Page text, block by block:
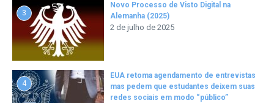
3
Novo Processo de Visto Digital na
Alemanha (2025)
2 de julho de 2025
4
EUA retoma agendamento de entrevistas
mas pedem que estudantes deixem suas
redes sociais em modo “público”